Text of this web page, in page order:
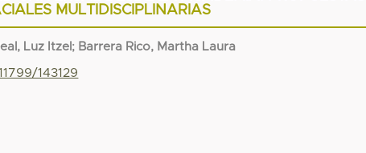
MULTIDISCIPLINARIAS
Luz Itzel ; Barrera Rico, Martha Laura
143129